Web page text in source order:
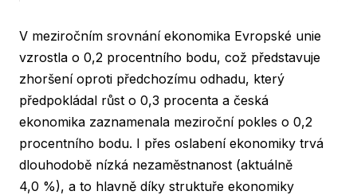
V meziročním srovnání ekonomika Evropské unie
vzrostla o 0,2 procentního bodu, což představuje
zhoršení oproti předchozímu odhadu, který
předpokládal růst o 0,3 procenta a česká
ekonomika zaznamenala meziroční pokles o 0,2
procentního bodu. I přes oslabení ekonomiky trvá
dlouhodobě nízká nezaměstnanost (aktuálně
4,0 %), a to hlavně díky struktuře ekonomiky